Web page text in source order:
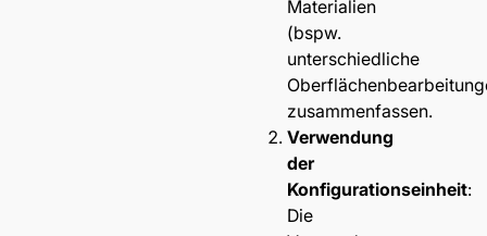
Materialien
(bspw.
unterschiedliche
zusammenfassen.
Verwendung
der
Konfigurationseinheit:
Die